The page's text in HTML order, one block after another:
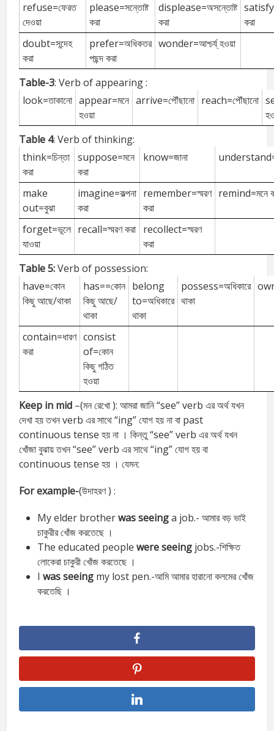
refuse=ফেরত
দেওয়া
please=সন্তোষ্ট
করা
displease=অসন্তোষ্ট
করা
করা
doubt=সন্দেহ
করা
prefer=অধিকতর
পছন্দ করা
wonder=আশ্চর্য্ হওয়া
Table-3: Verb of appearing :
look=তাকানো appear=মনে
হওয়া
arrive=পৌঁছানো reach=পৌঁছানো
Table 4: Verb of thinking:
think=চিন্তা
করা
suppose=মনে
করা
know=জানা
make
out=বুঝা
imagine=কল্পনা
করা
remember=স্মরণ
করা
remind=মনে
forget=ভূলে
যাওয়া
recall=স্মরণ করা recollect=স্মরণ
করা
Table 5:Verb of possession:
have=কোন
কিছু আছে/থাকা
has==কোন
কিছু আছে/
থাকা
belong
to=অধিকারে
থাকা
possess=অধিকারে
থাকা
contain=ধারণ
করা
consist
of=কোন
কিছু গঠিত
হওয়া
Keep in mid –(মন রেখো ): আমরা জানি “see” verb এর অর্থ যখন
দেখা হয় তখন verb এর সাথে “ing” যোগ হয় না বা past
continuous tense হয় না । কিন্তু “see” verb এর অর্থ যখন
খোঁজা বুঝায় তখন “see” verb এর সাথে “ing” যোগ হয় বা
continuous tense হয় । যেমন:
For example-(উদাহরণ ) :
My elder brotherwas seeinga job.- আমার বড় ভাই
চাকুরীর খোঁজ করতেছে ।
The educated peoplewere seeing jobs.-শিক্ষিত
লোকেরা চাকুরী খোঁজ করতেছে ।
Iwas seeing my lost pen.-আমি আমার হারানো কলমের খোঁজ
করতেছি ।